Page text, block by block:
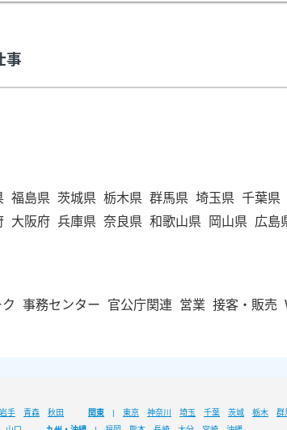
事
福島県 茨城県 栃木県 群馬県 埼玉県 千葉県
大阪府 兵庫県 奈良県 和歌山県 岡山県 広島
事務センター 官公庁関連 営業 接客・販売
岩手 青森 秋田 関東 東京 神奈川 埼玉 千葉 茨城 栃木 群